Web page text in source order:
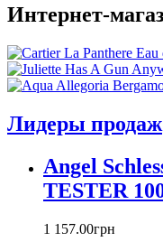
Annick Goutal
Antonio Banderas
Aramis
Armaf
Armand Basi
Azzaro
Baldinini
Banana Republic
Betty Barclay
Интернет-
Лидеры продаж
Angel
TESTER
1 157.00грн